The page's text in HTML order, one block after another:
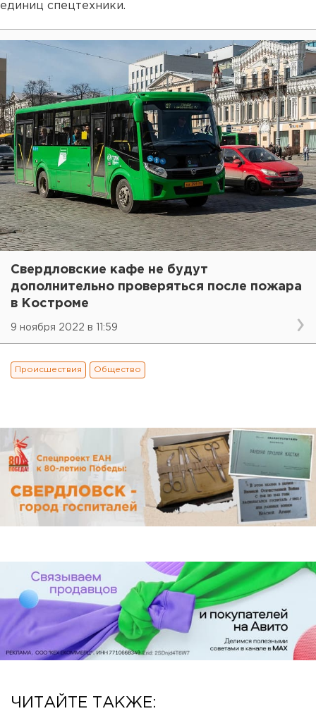
единиц спецтехники.
Свердловские кафе не будут
дополнительно проверяться после пожара
в Костроме
9 ноября 2022 в 11:59
Происшествия Общество
ЧИТАЙТЕ ТАКЖЕ: